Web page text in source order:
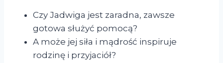
Czy Jadwiga jest zaradna, zawsze
gotowa służyć pomocą?
A może jej siła i mądrość inspiruje
rodzinę i przyjaciół?